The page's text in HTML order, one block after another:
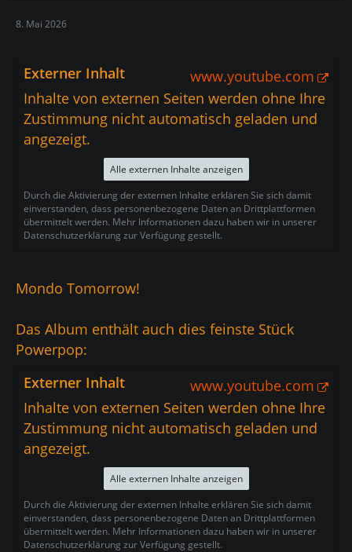
8. Mai 2026
Externer Inhalt
www.youtube.com
Inhalte von externen Seiten werden ohne Ihre
Zustimmung nicht automatisch geladen und
angezeigt.
Alle externen Inhalte anzeigen
Durch die Aktivierung der externen Inhalte erklären Sie sich damit
einverstanden, dass personenbezogene Daten an Drittplattformen
übermittelt werden. Mehr Informationen dazu haben wir in unserer
Datenschutzerklärung zur Verfügung gestellt.
Mondo Tomorrow!
Das Album enthält auch dies feinste Stück
Powerpop:
Externer Inhalt
www.youtube.com
Inhalte von externen Seiten werden ohne Ihre
Zustimmung nicht automatisch geladen und
angezeigt.
Alle externen Inhalte anzeigen
Durch die Aktivierung der externen Inhalte erklären Sie sich damit
einverstanden, dass personenbezogene Daten an Drittplattformen
übermittelt werden. Mehr Informationen dazu haben wir in unserer
Datenschutzerklärung zur Verfügung gestellt.